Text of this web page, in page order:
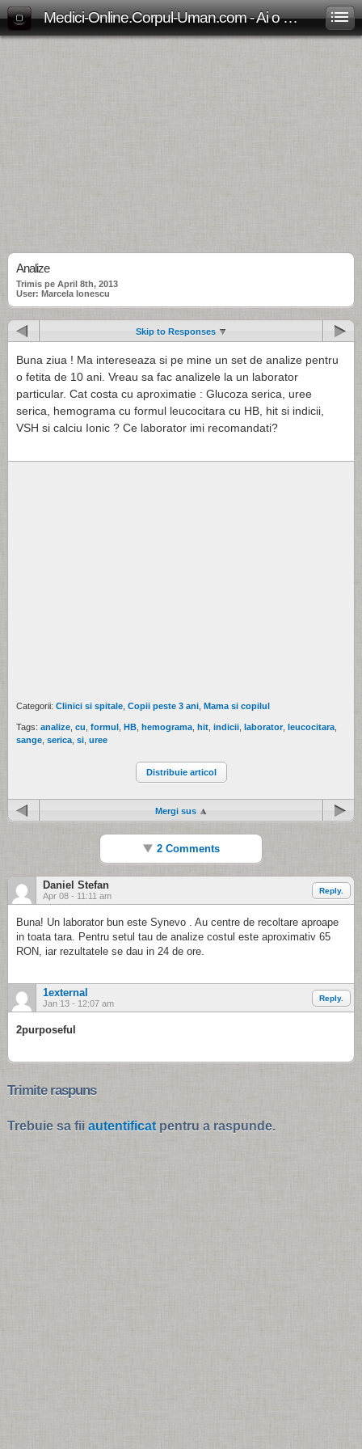
Medici-Online.Corpul-Uman.com - Ai o problema medicala? Aici gasesti, gratuit, raspunsul!
Analize
Trimis pe April 8th, 2013
User: Marcela Ionescu
Skip to Responses
Buna ziua ! Ma intereseaza si pe mine un set de analize pentru
o fetita de 10 ani. Vreau sa fac analizele la un laborator
particular. Cat costa cu aproximatie : Glucoza serica, uree
serica, hemograma cu formul leucocitara cu HB, hit si indicii,
VSH si calciu Ionic ? Ce laborator imi recomandati?
Categorii: Clinici si spitale Copii peste 3 ani Mama si copilul
Tags: analize cu formul HB hemograma hit indicii laborator, leucocitara
sange serica si uree
Distribuie articol
Mergi sus
2 Comments
Daniel Stefan
Apr 08 - 11:11 am
Reply.
Buna! Un laborator bun este Synevo . Au centre de recoltare aproape
in toata tara. Pentru setul tau de analize costul este aproximativ 65
RON, iar rezultatele se dau in 24 de ore.
1external
Jan 13 - 12:07 am
Reply.
2purposeful
Trimite raspuns
Trebuie sa fii autentificat pentru a raspunde.